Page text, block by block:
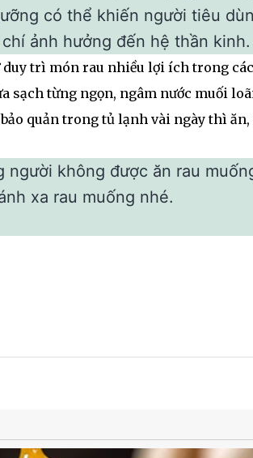
có thể khiến người tiêu
ảnh hưởng đến hệ thần kinh.
duy trì món rau nhiều lợi ích trong
sạch từng ngọn, ngâm nước muối
quản trong tủ lạnh vài ngày thì
người không được ăn rau
xa rau muống nhé.